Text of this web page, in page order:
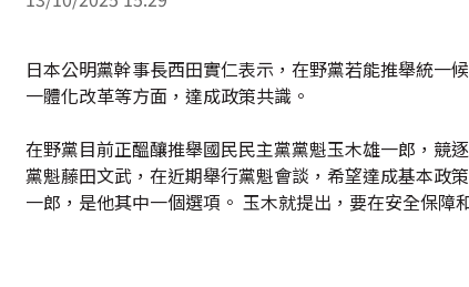
日本公明黨幹事長西田實仁表示，在野黨若能推舉統一
一體化改革等方面，達成政策共識。
在野黨目前正醞釀推舉國民民主黨黨魁玉木雄一郎，競
黨魁藤田文武，在近期舉行黨魁會談，希望達成基本政
一郎，是他其中一個選項。 玉木就提出，要在安全保障